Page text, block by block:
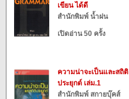
เขียน ได้ดี
สำนักพิมพ์ น้ำฝน
เปิดอ่าน 50 ครั้ง
ความน่าจะเป็นและสถิติ
ประยุกต์ เล่ม.1
สำนักพิมพ์ สกายบุ๊คส์